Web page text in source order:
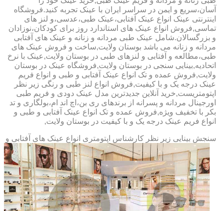
آسان،سریع و ایمن در سراسر ایران با عینک تجربه کنید.فروشگاه
اینترنتی عینک انواع عینک آفتابی،عینک طبی،عدسی،و لنز های
تماسی,فروش انواع عینک های استاندارد روز برای کودکان،نوزادان
و بزرگسالان.شامل عینک طبی مردانه و زنانه و عینک های آفتابی
مردانه و زنانه می باشد بوستان ولایت,ساخت و فروش عینک های
طبی،مطالعه و آفتابی و لنزهای طبی در بوستان ولایت,عینک با نرخ
اتحادیه,بینایی سنجی در بوستان ولایت,فروشگاه عینک در بوستان
ولایت,فروش عمده و تک انواع عینک آفتابی و طبی و انواع فریم
عینک درجه یک و با کیفیت,فروش انواع لنز طبی و رنگی زیر نظر
اپتومتریست,خرید آنلاین جدیدترین مدل عینک دودی و فریم طبی
اورجینال مردانه و پسرانه از برندهای ری بن،اچ اند ام،بولگاری و تد
بکر با تخفیف ویژه,فروش عمده و تک انواع عینک آفتابی و طبی و
انواع فریم عینک درجه یک و با کیفیت در بوستان ولایت,
سنجش بینایی زیر نظر کارشناس اپتومتری انواع عینک های آفتابی و